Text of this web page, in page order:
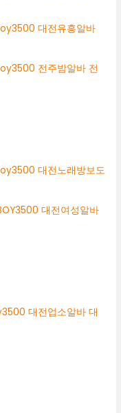
대전유흥알바
전주밤알바 전
대전노래방보도
대전여성알바
대전업소알바 대